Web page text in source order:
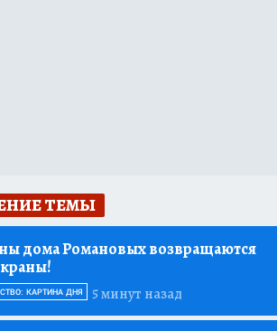
ТЕМЫ
дома Романовых возвращаются
5 минут назад
КАРТИНА ДНЯ